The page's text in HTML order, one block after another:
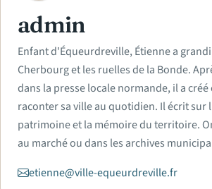
admin
Enfant d'Équeurdreville, Étienne a
Cherbourg et les ruelles de la Bonde.
dans la presse locale normande, il a
raconter sa ville au quotidien. Il écrit sur
patrimoine et la mémoire du territoire.
au marché ou dans les archives
etienne@ville-equeurdreville.fr